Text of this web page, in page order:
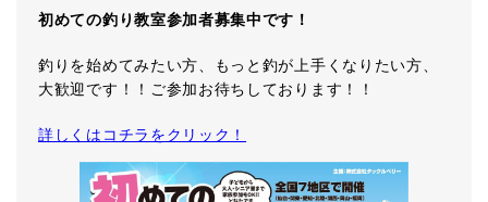
初めての釣り教室参加者募集中です！
釣りを始めてみたい方、もっと釣が上手くなりたい方、
大歓迎です！！ご参加お待ちしております！！
詳しくはコチラをクリック！